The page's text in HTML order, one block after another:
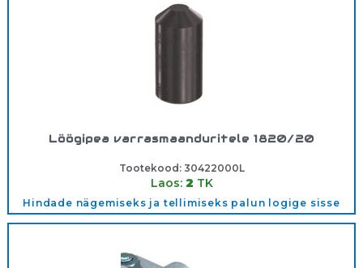
Löögipea varrasmaanduritele 1820/20
Tootekood: 30422000L
Laos: 2 TK
Hindade nägemiseks ja tellimiseks palun logige sisse